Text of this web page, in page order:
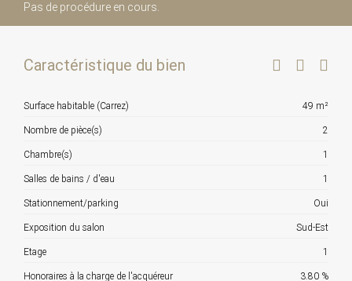
Pas de procédure en cours.
Caractéristique du bien
Surface habitable (Carrez) 49 m²
Nombre de pièce(s) 2
Chambre(s) 1
Salles de bains / d'eau 1
Stationnement/parking Oui
Exposition du salon Sud-Est
Etage 1
Honoraires à la charge de l'acquéreur 3.80 %